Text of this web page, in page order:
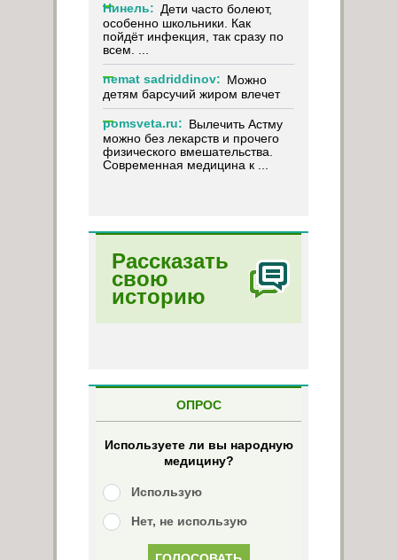
Нинель: Дети часто болеют,
особенно школьники. Как
пойдёт инфекция, так сразу по
всем. ...
nemat sadriddinov: Можно
детям барсучий жиром влечет
pomsveta.ru: Вылечить Астму
можно без лекарств и прочего
физического вмешательства.
Современная медицина к ...
Рассказать
свою
историю
ОПРОС
Используете ли вы народную
медицину?
Использую
Нет, не использую